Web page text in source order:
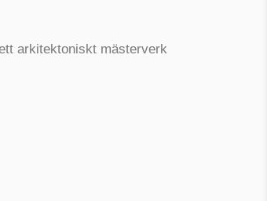
arkitektoniskt mästerverk